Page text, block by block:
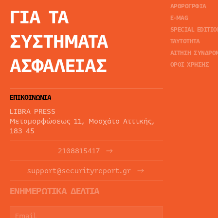
ΓΙΑ ΤΑ
ΣΥΣΤΗΜΑΤΑ
ΑΣΦΑΛΕΙΑΣ
ΕΠΙΚΟΙΝΩΝΙΑ
LIBRA PRESS
Μεταμορφώσεως 11, Μοσχάτο Αττικής,
183 45
2108815417
support@securityreport.gr
ΕΝΗΜΕΡΩΤΙΚΑ ΔΕΛΤΙΑ
ΑΡΘΡΟΓΡΦΙΑ
E-MAG
SPECIAL
ΤΑΥΤΟΤΗΤΑ
ΑΙΤΗΣΗ
ΟΡΟΙ ΧΡΗΣΗΣ